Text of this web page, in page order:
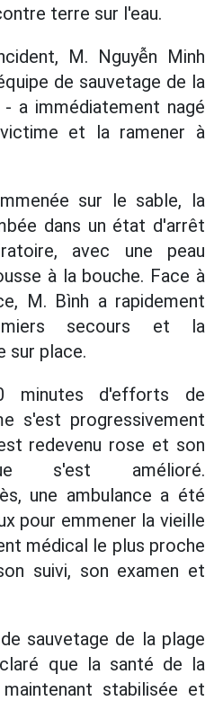
terre sur l'eau.
M. Nguyễn Minh
de sauvetage de la
a immédiatement nagé
et la ramener à
sur le sable, la
dans un état d'arrêt
avec une peau
à la bouche. Face à
M. Bình a rapidement
secours et la
sur place.
minutes d'efforts de
s'est progressivement
redevenu rose et son
s'est amélioré.
une ambulance a été
pour emmener la vieille
médical le plus proche
suivi, son examen et
sauvetage de la plage
que la santé de la
stabilisée et